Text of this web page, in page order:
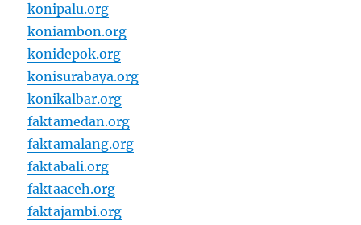
konipalu.org
koniambon.org
konidepok.org
konisurabaya.org
konikalbar.org
faktamedan.org
faktamalang.org
faktabali.org
faktaaceh.org
faktajambi.org